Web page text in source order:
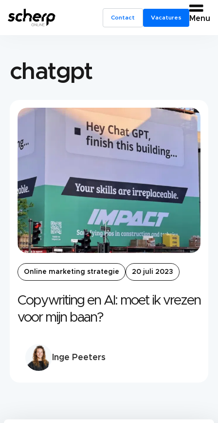
Contact Vacatures Menu
chatgpt
Online marketing strategie 20 juli 2023
Copywriting en AI: moet ik vrezen
voor mijn baan?
Inge Peeters